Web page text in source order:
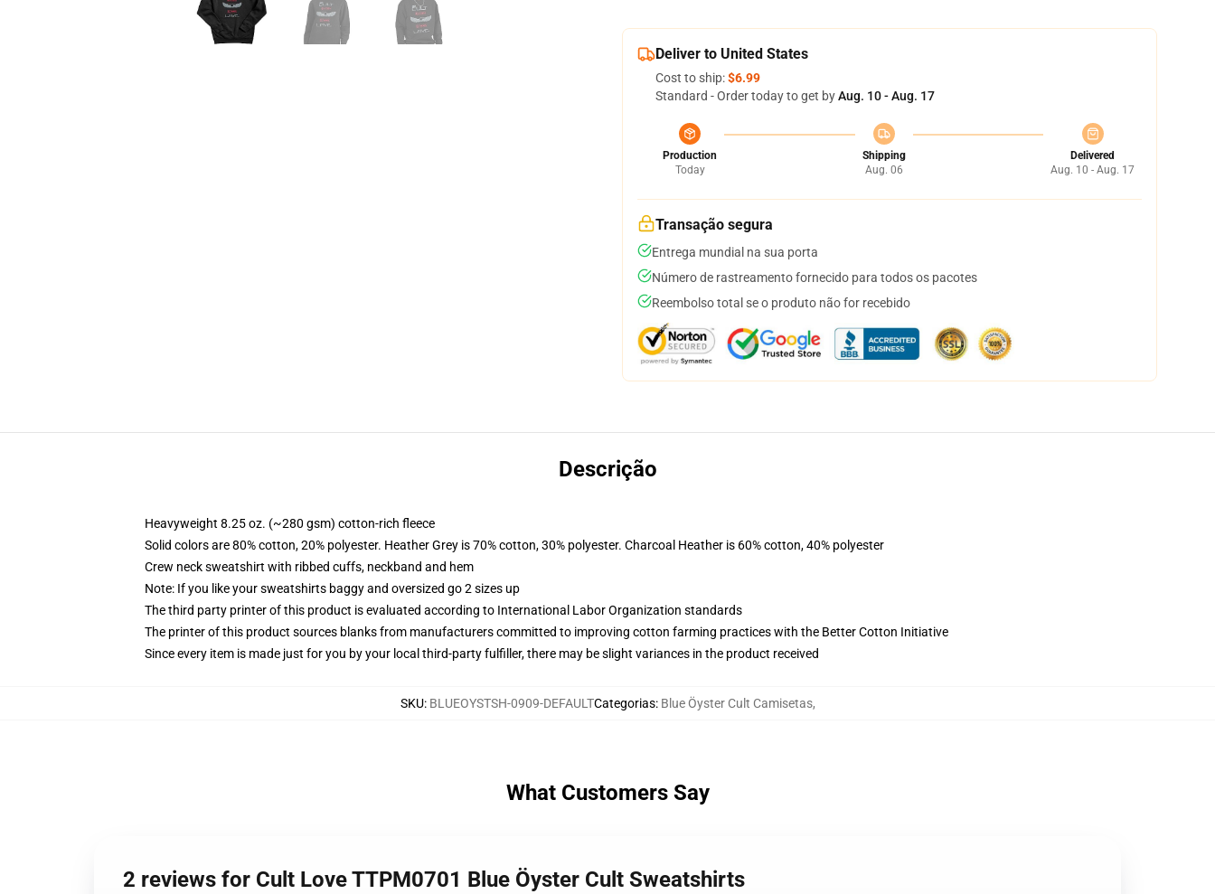
Deliver to United States
Cost to ship:$6.99
Standard - Order today to get byAug. 10 - Aug. 17
Production
Today
Shipping
Aug. 06
Delivered
Aug. 10 - Aug. 17
Transação segura
Entrega mundial na sua porta
Número de rastreamento fornecido para todos os pacotes
Reembolso total se o produto não for recebido
Descrição
Heavyweight 8.25 oz. (~280 gsm) cotton-rich fleece
Solid colors are 80% cotton, 20% polyester. Heather Grey is 70% cotton, 30% polyester. Charcoal Heather is 60% cotton, 40% polyester
Crew neck sweatshirt with ribbed cuffs, neckband and hem
Note: If you like your sweatshirts baggy and oversized go 2 sizes up
The third party printer of this product is evaluated according to International Labor Organization standards
The printer of this product sources blanks from manufacturers committed to improving cotton farming practices with the Better Cotton Initiative
Since every item is made just for you by your local third-party fulfiller, there may be slight variances in the product received
SKU: BLUEOYSTSH-0909-DEFAULTCategorias: Blue Öyster Cult Camisetas,
What Customers Say
2 reviews for Cult Love TTPM0701 Blue Öyster Cult Sweatshirts